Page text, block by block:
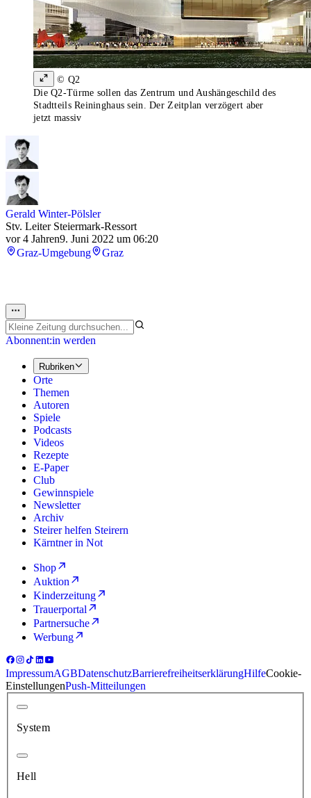
© Q2
Die Q2-Türme sollen das Zentrum und Aushängeschild des
Stadtteils Reininghaus sein. Der Zeitplan verzögert aber
jetzt massiv
Gerald Winter-Pölsler
Stv. Leiter Steiermark-Ressort
vor 4 Jahren9. Juni 2022 um 06:20
Graz-Umgebung
Graz
Abonnent:in werden
Rubriken
Orte
Themen
Autoren
Spiele
Podcasts
Videos
Rezepte
E-Paper
Club
Gewinnspiele
Newsletter
Archiv
Steirer helfen Steirern
Kärntner in Not
Shop
Auktion
Kinderzeitung
Trauerportal
Partnersuche
Werbung
ImpressumAGBDatenschutzBarrierefreiheitserklärungHilfeCookie-
EinstellungenPush-Mitteilungen
System
Hell